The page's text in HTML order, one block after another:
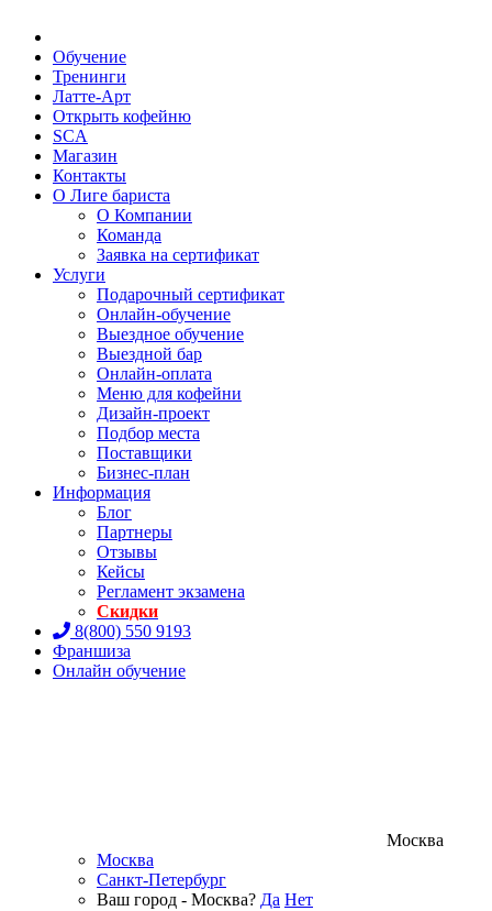
Обучение
Тренинги
Латте-Арт
Открыть кофейню
SCA
Магазин
Контакты
О Лиге бариста
О Компании
Команда
Заявка на сертификат
Услуги
Подарочный сертификат
Онлайн-обучение
Выездное обучение
Выездной бар
Онлайн-оплата
Меню для кофейни
Дизайн-проект
Подбор места
Поставщики
Бизнес-план
Информация
Блог
Партнеры
Отзывы
Кейсы
Регламент экзамена
Скидки
8(800) 550 9193
Франшиза
Онлайн обучение
Москва
Москва
Санкт-Петербург
Ваш город - Москва? Да Нет